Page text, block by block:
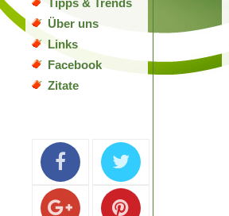
Tipps & Trends
Über uns
Links
Facebook
Zitate